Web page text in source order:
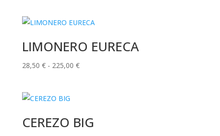
LIMONERO EURECA
28,50 € - 225,00 €Rango
28,50 €
hasta
CEREZO BIG